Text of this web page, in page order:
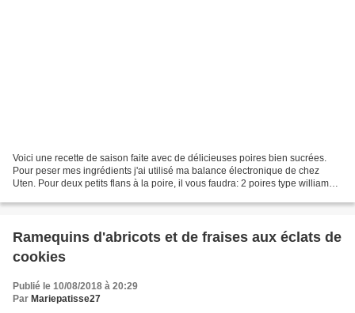
Voici une recette de saison faite avec de délicieuses poires bien sucrées.
Pour peser mes ingrédients j'ai utilisé ma balance électronique de chez
Uten. Pour deux petits flans à la poire, il vous faudra: 2 poires type williams,
Ramequins d'abricots et de fraises aux éclats de
cookies
Publié le 10/08/2018 à 20:29
Par Mariepatisse27